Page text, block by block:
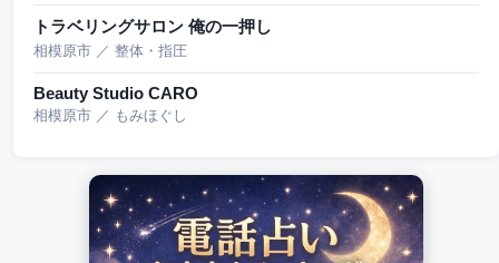
トラベリングサロン 俺の一押し
相模原市 ／ 整体・指圧
Beauty Studio CARO
相模原市 ／ もみほぐし